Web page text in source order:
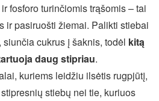
fosforo turinčiomis trąšomis – tai
ir pasiruošti žiemai. Palikti stiebai
cukrus į šaknis, todėl kitą
daug stipriau.
kuriems leidžiu ilsėtis rugpjūtį,
stiebų nei tie, kuriuos